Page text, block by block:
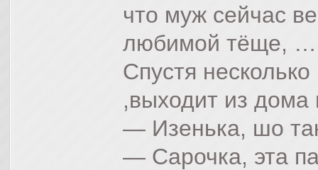
что муж сейчас
любимой тёще,
Спустя
,выходит из дома
— Изенька, шо
— Сарочка, эта